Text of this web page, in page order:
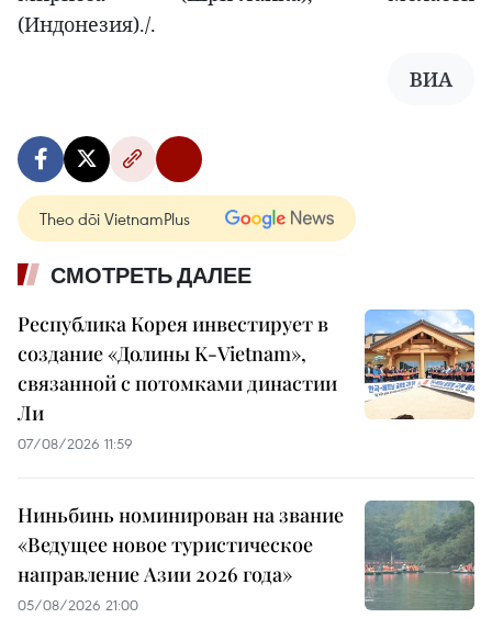
(Индонезия)./.
ВИА
Theo dõi VietnamPlus
СМОТРЕТЬ ДАЛЕЕ
Республика Корея инвестирует в
создание «Долины K-Vietnam»,
связанной с потомками династии
Ли
07/08/2026 11:59
Ниньбинь номинирован на звание
«Ведущее новое туристическое
направление Азии 2026 года»
05/08/2026 21:00